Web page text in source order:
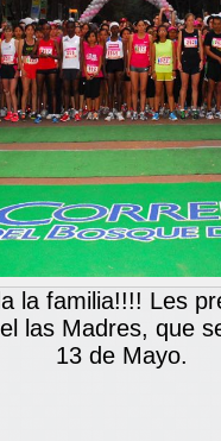
la familia!!!! Les
las Madres, que
13 de Mayo.